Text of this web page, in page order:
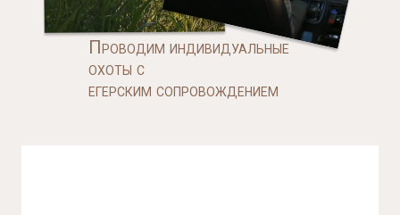
Проводим индивидуальные
охоты с
егерским сопровождением